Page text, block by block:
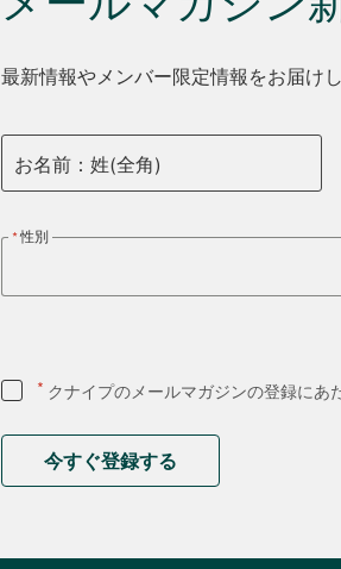
最新情報やメンバー限定情報をお届け
お名前：姓(全角)
性別
* クナイプのメールマガジンの登録にあ
今すぐ登録する